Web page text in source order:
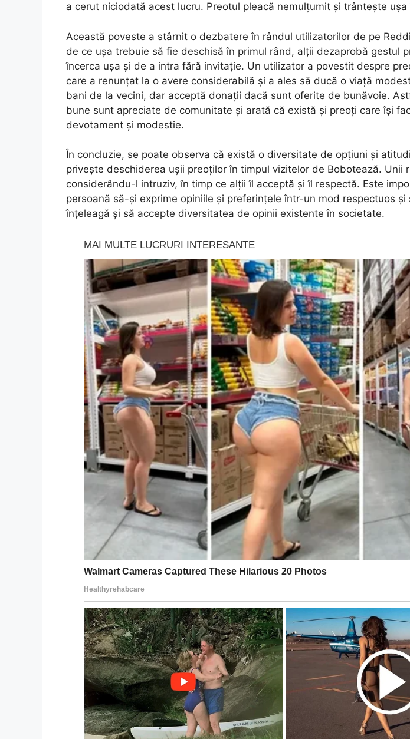
a cerut niciodată acest lucru. Preotul pleacă nemulțumit și trântește ușa
Această poveste a stârnit o dezbatere în rândul utilizatorilor de pe
de ce ușa trebuie să fie deschisă în primul rând, alții dezaprobă gestul
încerca ușa și de a intra fără invitație. Un utilizator a povestit despre
care a renunțat la o avere considerabilă și a ales să ducă o viață
bani de la vecini, dar acceptă donații dacă sunt oferite de bunăvoie.
bune sunt apreciate de comunitate și arată că există și preoți care își
devotament și modestie.
În concluzie, se poate observa că există o diversitate de opțiuni și
privește deschiderea ușii preoților în timpul vizitelor de Bobotează. Unii
considerându-l intruziv, în timp ce alții îl acceptă și îl respectă. Este
persoană să-și exprime opiniile și preferințele într-un mod respectuos și
înțeleagă și să accepte diversitatea de opinii existente în societate.